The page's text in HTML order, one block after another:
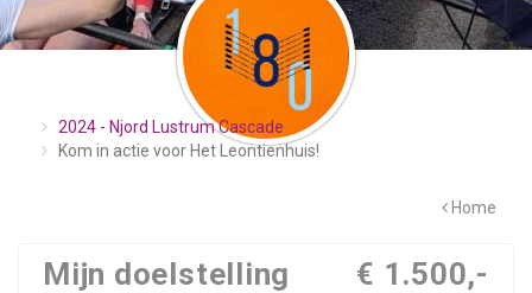
2024 - Njord Lustrum Cascade
Kom in actie voor Het Leontienhuis!
Home
Mijn doelstelling € 1.500,-